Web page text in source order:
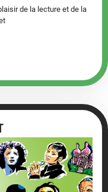
de la lecture et de la